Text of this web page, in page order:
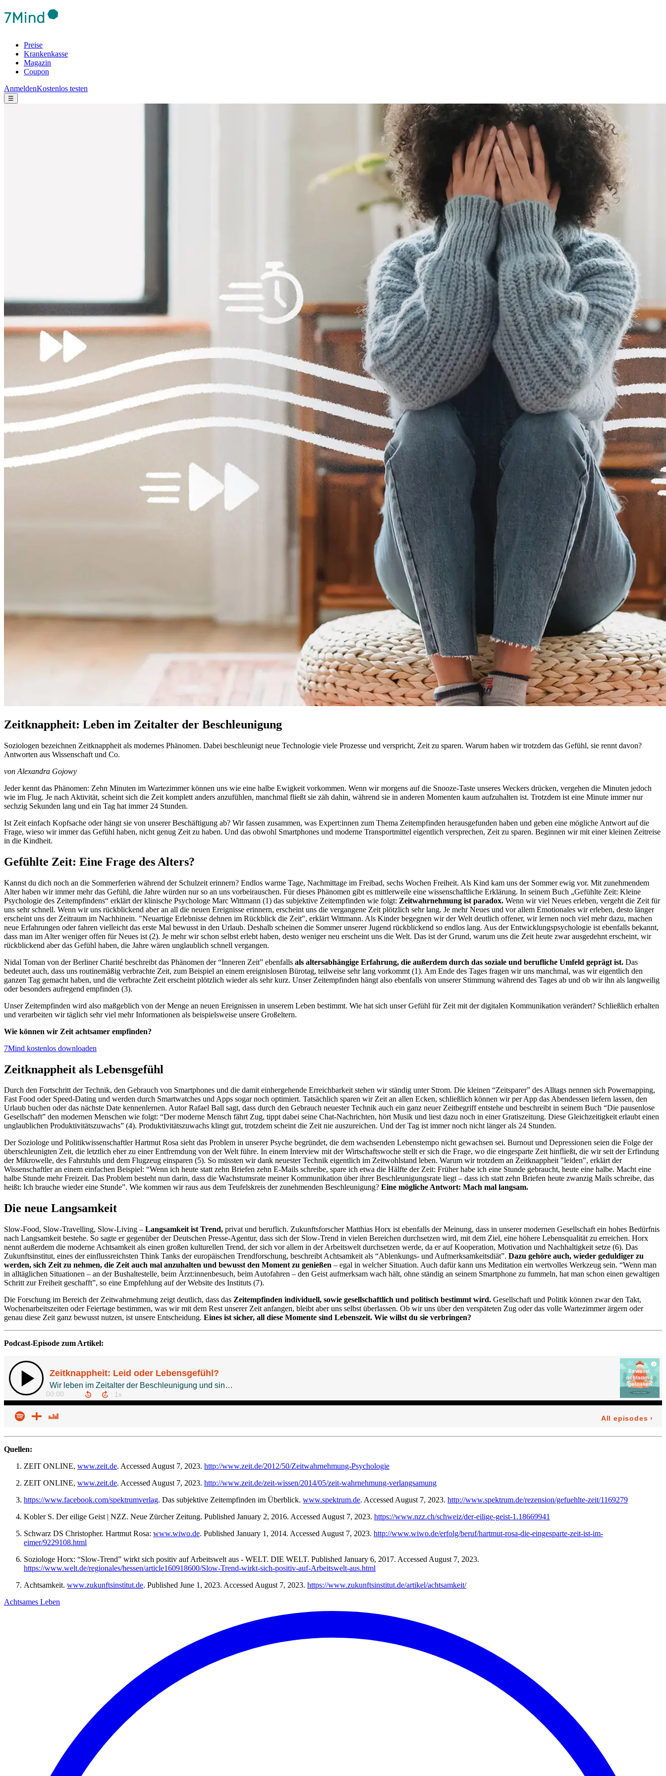
Preise
Krankenkasse
Magazin
Coupon
AnmeldenKostenlos testen
☰
Zeitknappheit: Leben im Zeitalter der Beschleunigung
Soziologen bezeichnen Zeitknappheit als modernes Phänomen. Dabei beschleunigt neue Technologie viele Prozesse und verspricht, Zeit zu sparen. Warum haben wir trotzdem das Gefühl, sie rennt davon?
Antworten aus Wissenschaft und Co.
von Alexandra Gojowy
Jeder kennt das Phänomen: Zehn Minuten im Wartezimmer können uns wie eine halbe Ewigkeit vorkommen. Wenn wir morgens auf die Snooze-Taste unseres Weckers drücken, vergehen die Minuten jedoch
wie im Flug. Je nach Aktivität, scheint sich die Zeit komplett anders anzufühlen, manchmal fließt sie zäh dahin, während sie in anderen Momenten kaum aufzuhalten ist. Trotzdem ist eine Minute immer nur
sechzig Sekunden lang und ein Tag hat immer 24 Stunden.
Ist Zeit einfach Kopfsache oder hängt sie von unserer Beschäftigung ab? Wir fassen zusammen, was Expert:innen zum Thema Zeitempfinden herausgefunden haben und geben eine mögliche Antwort auf die
Frage, wieso wir immer das Gefühl haben, nicht genug Zeit zu haben. Und das obwohl Smartphones und moderne Transportmittel eigentlich versprechen, Zeit zu sparen. Beginnen wir mit einer kleinen Zeitreise
in die Kindheit.
Gefühlte Zeit: Eine Frage des Alters?
Kannst du dich noch an die Sommerferien während der Schulzeit erinnern? Endlos warme Tage, Nachmittage im Freibad, sechs Wochen Freiheit. Als Kind kam uns der Sommer ewig vor. Mit zunehmendem
Alter haben wir immer mehr das Gefühl, die Jahre würden nur so an uns vorbeirauschen. Für dieses Phänomen gibt es mittlerweile eine wissenschaftliche Erklärung. In seinem Buch „Gefühlte Zeit: Kleine
Psychologie des Zeitempfindens“ erklärt der klinische Psychologe Marc Wittmann (1) das subjektive Zeitempfinden wie folgt: Zeitwahrnehmung ist paradox. Wenn wir viel Neues erleben, vergeht die Zeit für
uns sehr schnell. Wenn wir uns rückblickend aber an all die neuen Ereignisse erinnern, erscheint uns die vergangene Zeit plötzlich sehr lang. Je mehr Neues und vor allem Emotionales wir erleben, desto länger
erscheint uns der Zeitraum im Nachhinein. "Neuartige Erlebnisse dehnen im Rückblick die Zeit", erklärt Wittmann. Als Kinder begegnen wir der Welt deutlich offener, wir lernen noch viel mehr dazu, machen
neue Erfahrungen oder fahren vielleicht das erste Mal bewusst in den Urlaub. Deshalb scheinen die Sommer unserer Jugend rückblickend so endlos lang. Aus der Entwicklungspsychologie ist ebenfalls bekannt,
dass man im Alter weniger offen für Neues ist (2). Je mehr wir schon selbst erlebt haben, desto weniger neu erscheint uns die Welt. Das ist der Grund, warum uns die Zeit heute zwar ausgedehnt erscheint, wir
rückblickend aber das Gefühl haben, die Jahre wären unglaublich schnell vergangen.
Nidal Toman von der Berliner Charité beschreibt das Phänomen der “Inneren Zeit” ebenfalls als altersabhängige Erfahrung, die außerdem durch das soziale und berufliche Umfeld geprägt ist. Das
bedeutet auch, dass uns routinemäßig verbrachte Zeit, zum Beispiel an einem ereignislosen Bürotag, teilweise sehr lang vorkommt (1). Am Ende des Tages fragen wir uns manchmal, was wir eigentlich den
ganzen Tag gemacht haben, und die verbrachte Zeit erscheint plötzlich wieder als sehr kurz. Unser Zeitempfinden hängt also ebenfalls von unserer Stimmung während des Tages ab und ob wir ihn als langweilig
oder besonders aufregend empfinden (3).
Unser Zeitempfinden wird also maßgeblich von der Menge an neuen Ereignissen in unserem Leben bestimmt. Wie hat sich unser Gefühl für Zeit mit der digitalen Kommunikation verändert? Schließlich erhalten
und verarbeiten wir täglich sehr viel mehr Informationen als beispielsweise unsere Großeltern.
Wie können wir Zeit achtsamer empfinden?
7Mind kostenlos downloaden
Zeitknappheit als Lebensgefühl
Durch den Fortschritt der Technik, den Gebrauch von Smartphones und die damit einhergehende Erreichbarkeit stehen wir ständig unter Strom. Die kleinen “Zeitsparer” des Alltags nennen sich Powernapping,
Fast Food oder Speed-Dating und werden durch Smartwatches und Apps sogar noch optimiert. Tatsächlich sparen wir Zeit an allen Ecken, schließlich können wir per App das Abendessen liefern lassen, den
Urlaub buchen oder das nächste Date kennenlernen. Autor Rafael Ball sagt, dass durch den Gebrauch neuester Technik auch ein ganz neuer Zeitbegriff entstehe und beschreibt in seinem Buch “Die pausenlose
Gesellschaft” den modernen Menschen wie folgt: “Der moderne Mensch fährt Zug, tippt dabei seine Chat-Nachrichten, hört Musik und liest dazu noch in einer Gratiszeitung. Diese Gleichzeitigkeit erlaubt einen
unglaublichen Produktivitätszuwachs” (4). Produktivitätszuwachs klingt gut, trotzdem scheint die Zeit nie auszureichen. Und der Tag ist immer noch nicht länger als 24 Stunden.
Der Soziologe und Politikwissenschaftler Hartmut Rosa sieht das Problem in unserer Psyche begründet, die dem wachsenden Lebenstempo nicht gewachsen sei. Burnout und Depressionen seien die Folge der
überschleunigten Zeit, die letztlich eher zu einer Entfremdung von der Welt führe. In einem Interview mit der Wirtschaftswoche stellt er sich die Frage, wo die eingesparte Zeit hinfließt, die wir seit der Erfindung
der Mikrowelle, des Fahrstuhls und dem Flugzeug einsparen (5). So müssten wir dank neuester Technik eigentlich im Zeitwohlstand leben. Warum wir trotzdem an Zeitknappheit "leiden", erklärt der
Wissenschaftler an einem einfachen Beispiel: “Wenn ich heute statt zehn Briefen zehn E-Mails schreibe, spare ich etwa die Hälfte der Zeit: Früher habe ich eine Stunde gebraucht, heute eine halbe. Macht eine
halbe Stunde mehr Freizeit. Das Problem besteht nun darin, dass die Wachstumsrate meiner Kommunikation über ihrer Beschleunigungsrate liegt – dass ich statt zehn Briefen heute zwanzig Mails schreibe, das
heißt: Ich brauche wieder eine Stunde”. Wie kommen wir raus aus dem Teufelskreis der zunehmenden Beschleunigung? Eine mögliche Antwort: Mach mal langsam.
Die neue Langsamkeit
Slow-Food, Slow-Travelling, Slow-Living – Langsamkeit ist Trend, privat und beruflich. Zukunftsforscher Matthias Horx ist ebenfalls der Meinung, dass in unserer modernen Gesellschaft ein hohes Bedürfnis
nach Langsamkeit bestehe. So sagte er gegenüber der Deutschen Presse-Agentur, dass sich der Slow-Trend in vielen Bereichen durchsetzen wird, mit dem Ziel, eine höhere Lebensqualität zu erreichen. Horx
nennt außerdem die moderne Achtsamkeit als einen großen kulturellen Trend, der sich vor allem in der Arbeitswelt durchsetzen werde, da er auf Kooperation, Motivation und Nachhaltigkeit setze (6). Das
Zukunftsinstitut, eines der einflussreichsten Think Tanks der europäischen Trendforschung, beschreibt Achtsamkeit als “Ablenkungs- und Aufmerksamkeitsdiät”. Dazu gehöre auch, wieder geduldiger zu
werden, sich Zeit zu nehmen, die Zeit auch mal anzuhalten und bewusst den Moment zu genießen – egal in welcher Situation. Auch dafür kann uns Meditation ein wertvolles Werkzeug sein. “Wenn man
in alltäglichen Situationen – an der Bushaltestelle, beim Ärzt:innenbesuch, beim Autofahren – den Geist aufmerksam wach hält, ohne ständig an seinem Smartphone zu fummeln, hat man schon einen gewaltigen
Schritt zur Freiheit geschafft”, so eine Empfehlung auf der Website des Instituts (7).
Die Forschung im Bereich der Zeitwahrnehmung zeigt deutlich, dass das Zeitempfinden individuell, sowie gesellschaftlich und politisch bestimmt wird. Gesellschaft und Politik können zwar den Takt,
Wochenarbeitszeiten oder Feiertage bestimmen, was wir mit dem Rest unserer Zeit anfangen, bleibt aber uns selbst überlassen. Ob wir uns über den verspäteten Zug oder das volle Wartezimmer ärgern oder
genau diese Zeit ganz bewusst nutzen, ist unsere Entscheidung. Eines ist sicher, all diese Momente sind Lebenszeit. Wie willst du sie verbringen?
Podcast-Episode zum Artikel:
Quellen:
ZEIT ONLINE, www.zeit.de. Accessed August 7, 2023. http://www.zeit.de/2012/50/Zeitwahrnehmung-Psychologie
ZEIT ONLINE, www.zeit.de. Accessed August 7, 2023. http://www.zeit.de/zeit-wissen/2014/05/zeit-wahrnehmung-verlangsamung
https://www.facebook.com/spektrumverlag. Das subjektive Zeitempfinden im Überblick. www.spektrum.de. Accessed August 7, 2023. http://www.spektrum.de/rezension/gefuehlte-zeit/1169279
Kobler S. Der eilige Geist | NZZ. Neue Zürcher Zeitung. Published January 2, 2016. Accessed August 7, 2023. https://www.nzz.ch/schweiz/der-eilige-geist-1.18669941
Schwarz DS Christopher. Hartmut Rosa: www.wiwo.de. Published January 1, 2014. Accessed August 7, 2023. http://www.wiwo.de/erfolg/beruf/hartmut-rosa-die-eingesparte-zeit-ist-im-
eimer/9229108.html
Soziologe Horx: “Slow-Trend” wirkt sich positiv auf Arbeitswelt aus - WELT. DIE WELT. Published January 6, 2017. Accessed August 7, 2023.
https://www.welt.de/regionales/hessen/article160918600/Slow-Trend-wirkt-sich-positiv-auf-Arbeitswelt-aus.html
Achtsamkeit. www.zukunftsinstitut.de. Published June 1, 2023. Accessed August 7, 2023. https://www.zukunftsinstitut.de/artikel/achtsamkeit/
Achtsames Leben